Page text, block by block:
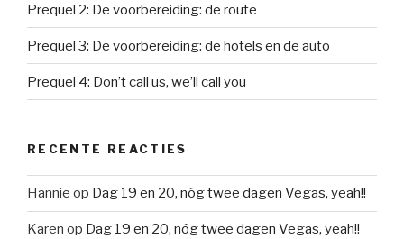
Prequel 2: De voorbereiding: de route
Prequel 3: De voorbereiding: de hotels en de auto
Prequel 4: Don’t call us, we’ll call you
RECENTE REACTIES
Hannie op Dag 19 en 20, nóg twee dagen Vegas, yeah!!
Karen op Dag 19 en 20, nóg twee dagen Vegas, yeah!!